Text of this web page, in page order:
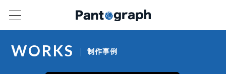
WORKS 制作事例